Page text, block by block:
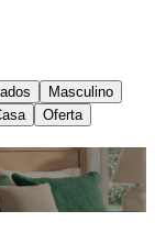
Masculino
Oferta